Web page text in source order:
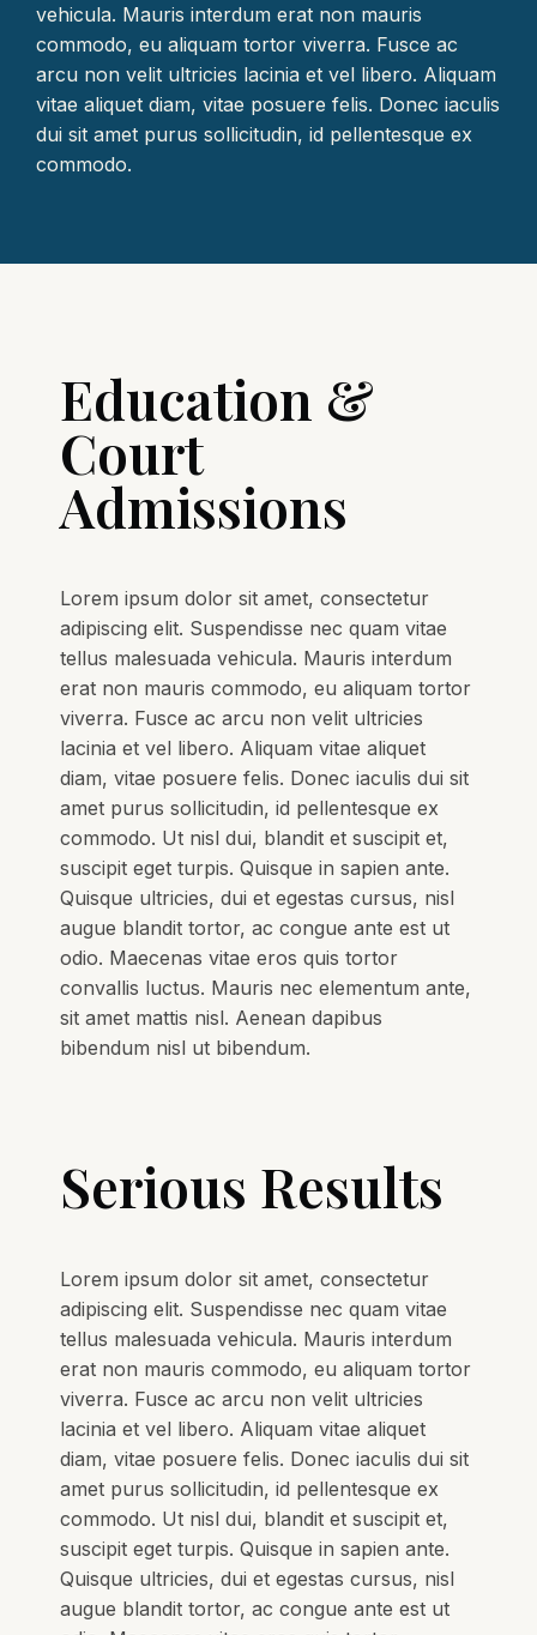
vehicula. Mauris interdum erat non mauris
commodo, eu aliquam tortor viverra. Fusce ac
arcu non velit ultricies lacinia et vel libero. Aliquam
vitae aliquet diam, vitae posuere felis. Donec iaculis
dui sit amet purus sollicitudin, id pellentesque ex
commodo.
Education &
Court
Admissions
Lorem ipsum dolor sit amet, consectetur
adipiscing elit. Suspendisse nec quam vitae
tellus malesuada vehicula. Mauris interdum
erat non mauris commodo, eu aliquam tortor
viverra. Fusce ac arcu non velit ultricies
lacinia et vel libero. Aliquam vitae aliquet
diam, vitae posuere felis. Donec iaculis dui sit
amet purus sollicitudin, id pellentesque ex
commodo. Ut nisl dui, blandit et suscipit et,
suscipit eget turpis. Quisque in sapien ante.
Quisque ultricies, dui et egestas cursus, nisl
augue blandit tortor, ac congue ante est ut
odio. Maecenas vitae eros quis tortor
convallis luctus. Mauris nec elementum ante,
sit amet mattis nisl. Aenean dapibus
bibendum nisl ut bibendum.
Serious Results
Lorem ipsum dolor sit amet, consectetur
adipiscing elit. Suspendisse nec quam vitae
tellus malesuada vehicula. Mauris interdum
erat non mauris commodo, eu aliquam tortor
viverra. Fusce ac arcu non velit ultricies
lacinia et vel libero. Aliquam vitae aliquet
diam, vitae posuere felis. Donec iaculis dui sit
amet purus sollicitudin, id pellentesque ex
commodo. Ut nisl dui, blandit et suscipit et,
suscipit eget turpis. Quisque in sapien ante.
Quisque ultricies, dui et egestas cursus, nisl
augue blandit tortor, ac congue ante est ut